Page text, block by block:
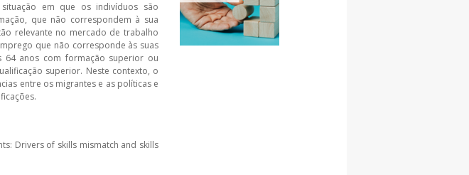
em que os indivíduos são
que não correspondem à sua
relevante no mercado de trabalho
que não corresponde às suas
64 anos com formação superior ou
superior. Neste contexto, o
entre os migrantes e as políticas e
Drivers of skills mismatch and skills